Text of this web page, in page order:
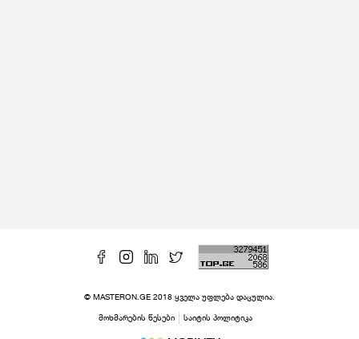
© MASTERON.GE 2018 ყველა უფლება დაცულია.
მოხმარების წესები საიტის პოლიტიკა